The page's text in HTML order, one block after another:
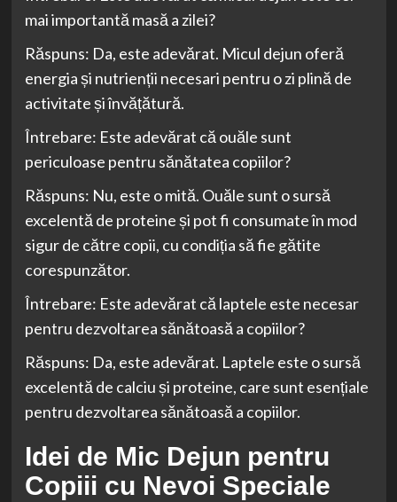
mai importantă masă a zilei?
Răspuns: Da, este adevărat. Micul dejun oferă
energia și nutrienții necesari pentru o zi plină de
activitate și învățătură.
Întrebare: Este adevărat că ouăle sunt
periculoase pentru sănătatea copiilor?
Răspuns: Nu, este o mită. Ouăle sunt o sursă
excelentă de proteine și pot fi consumate în mod
sigur de către copii, cu condiția să fie gătite
corespunzător.
Întrebare: Este adevărat că laptele este necesar
pentru dezvoltarea sănătoasă a copiilor?
Răspuns: Da, este adevărat. Laptele este o sursă
excelentă de calciu și proteine, care sunt esențiale
pentru dezvoltarea sănătoasă a copiilor.
Idei de Mic Dejun pentru
Copiii cu Nevoi Speciale